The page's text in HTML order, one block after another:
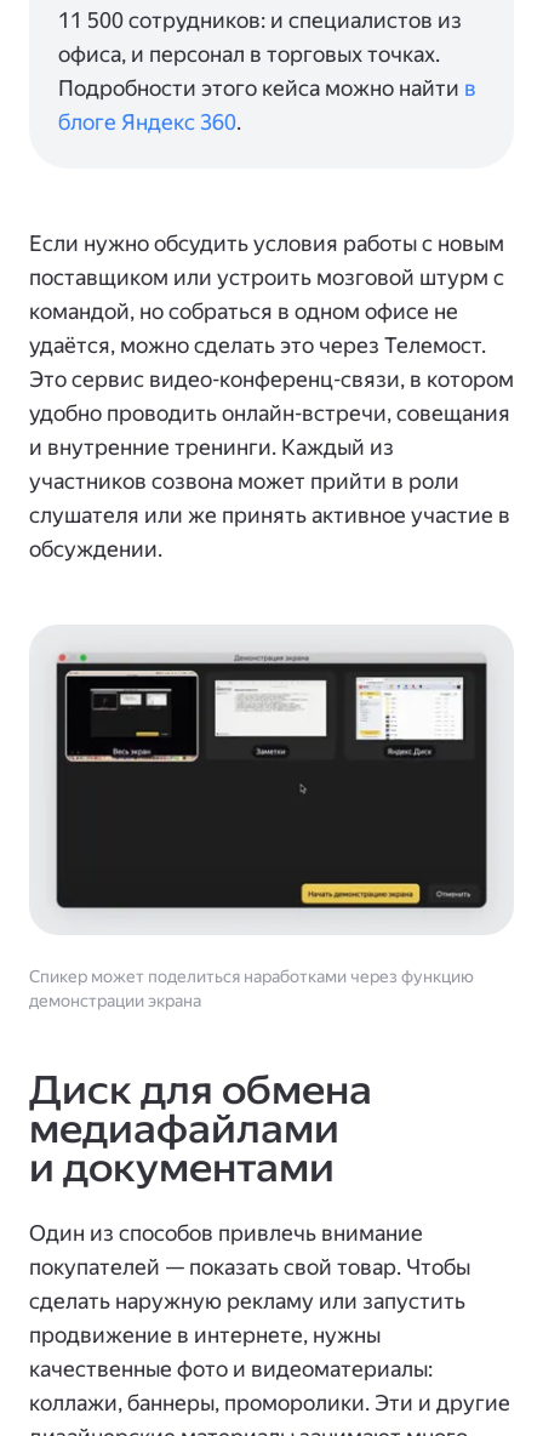
11 500 сотрудников: и специалистов из
офиса, и персонал в торговых точках.
Подробности этого кейса можно найти в
блоге Яндекс 360.
Если нужно обсудить условия работы с новым
поставщиком или устроить мозговой штурм с
командой, но собраться в одном офисе не
удаётся, можно сделать это через Телемост.
Это сервис видео-конференц-связи, в котором
удобно проводить онлайн-встречи, совещания
и внутренние тренинги. Каждый из
участников созвона может прийти в роли
слушателя или же принять активное участие в
обсуждении.
Спикер может поделиться наработками через функцию
демонстрации экрана
Диск для обмена
медиафайлами
и документами
Один из способов привлечь внимание
покупателей — показать свой товар. Чтобы
сделать наружную рекламу или запустить
продвижение в интернете, нужны
качественные фото и видеоматериалы:
коллажи, баннеры, проморолики. Эти и другие